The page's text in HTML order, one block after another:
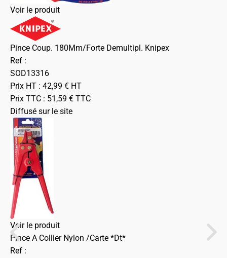
Voir le produit
Pince Coup. 180Mm/Forte Demultipl. Knipex
Ref :
SOD13316
Prix HT : 42,99 € HT
Prix TTC : 51,59 € TTC
Diffusé sur le site
Voir le produit
Pince A Collier Nylon /Carte *Dt*
Ref :